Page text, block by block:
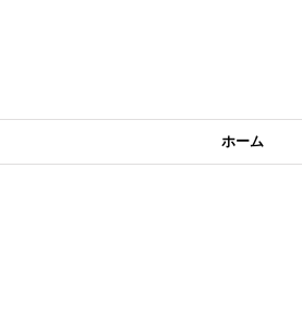
ホーム